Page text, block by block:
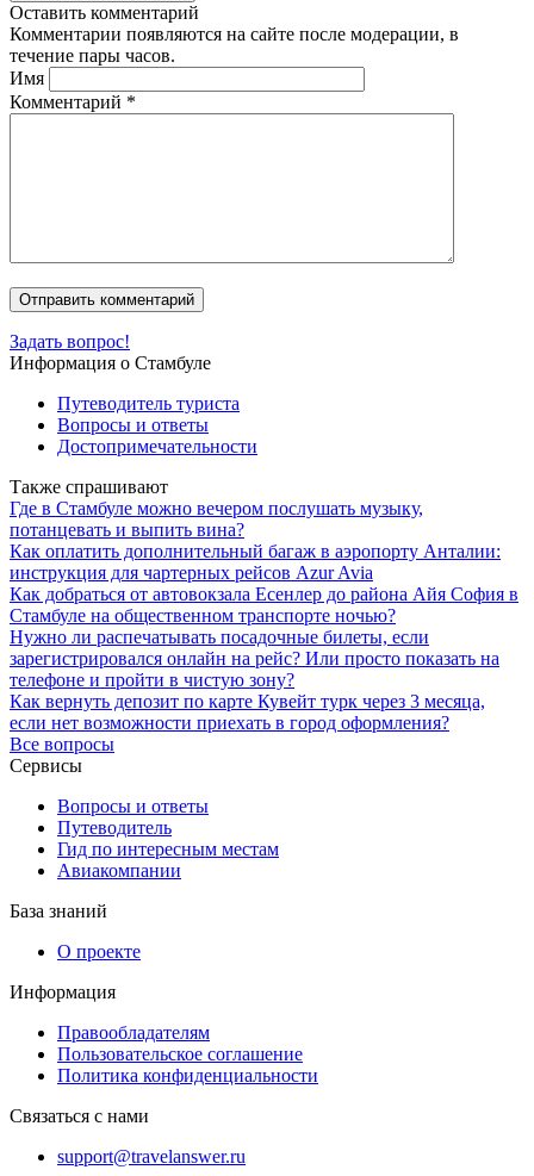
Оставить комментарий
Комментарии появляются на сайте после модерации, в
течение пары часов.
Имя
Комментарий *
Задать вопрос!
Информация о Стамбуле
Путеводитель туриста
Вопросы и ответы
Достопримечательности
Также спрашивают
Где в Стамбуле можно вечером послушать музыку,
потанцевать и выпить вина?
Как оплатить дополнительный багаж в аэропорту Анталии:
инструкция для чартерных рейсов Azur Avia
Как добраться от автовокзала Есенлер до района Айя София в
Стамбуле на общественном транспорте ночью?
Нужно ли распечатывать посадочные билеты, если
зарегистрировался онлайн на рейс? Или просто показать на
телефоне и пройти в чистую зону?
Как вернуть депозит по карте Кувейт турк через 3 месяца,
если нет возможности приехать в город оформления?
Все вопросы
Сервисы
Вопросы и ответы
Путеводитель
Гид по интересным местам
Авиакомпании
База знаний
О проекте
Информация
Правообладателям
Пользовательское соглашение
Политика конфиденциальности
Связаться с нами
support@travelanswer.ru